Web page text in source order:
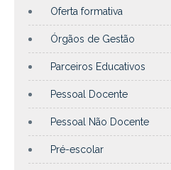
Oferta formativa
Órgãos de Gestão
Parceiros Educativos
Pessoal Docente
Pessoal Não Docente
Pré-escolar